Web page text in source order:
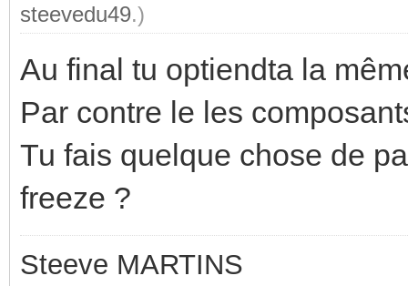
steevedu49.)
Au final tu optiendta la
Par contre le les
Tu fais quelque chose de
freeze ?
Steeve MARTINS